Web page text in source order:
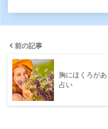
前の記事
胸にほくろが
占い